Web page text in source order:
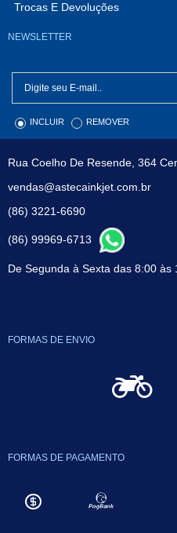
Trocas E Devoluções
NEWSLETTER
INCLUIR REMOVER
Rua Coelho De Resende, 364
vendas@astecainkjet.com.br
(86) 3221-6690
(86) 99969-6713
De Segunda à Sexta das 8:00 às
FORMAS DE ENVIO
FORMAS DE PAGAMENTO